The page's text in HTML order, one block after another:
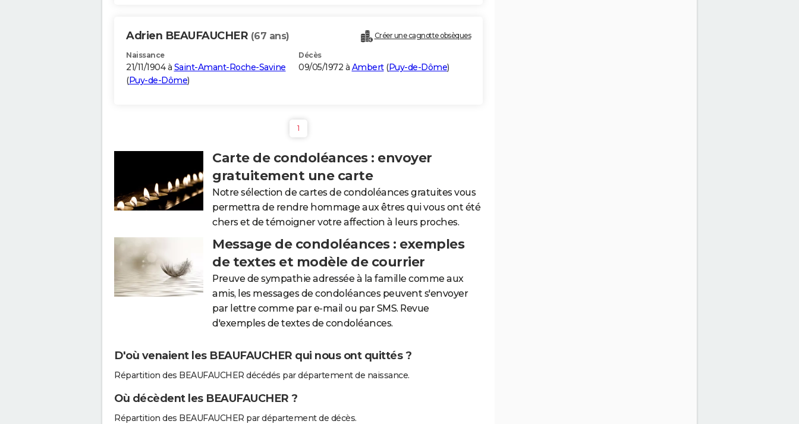
Adrien BEAUFAUCHER (67 ans) Créer une cagnotte obsèques
Naissance
21/11/1904 à Saint-Amant-Roche-Savine
(Puy-de-Dôme)
Décès
09/05/1972 à Ambert(Puy-de-Dôme)
1
Carte de condoléances : envoyer
gratuitement une carte
Notre sélection de cartes de condoléances gratuites vous
permettra de rendre hommage aux êtres qui vous ont été
chers et de témoigner votre affection à leurs proches.
Message de condoléances : exemples
de textes et modèle de courrier
Preuve de sympathie adressée à la famille comme aux
amis, les messages de condoléances peuvent s'envoyer
par lettre comme par e-mail ou par SMS. Revue
d'exemples de textes de condoléances.
D'où venaient les BEAUFAUCHER qui nous ont quittés ?
Répartition des BEAUFAUCHER décédés par département de naissance.
Où décèdent les BEAUFAUCHER ?
Répartition des BEAUFAUCHER par département de décès.